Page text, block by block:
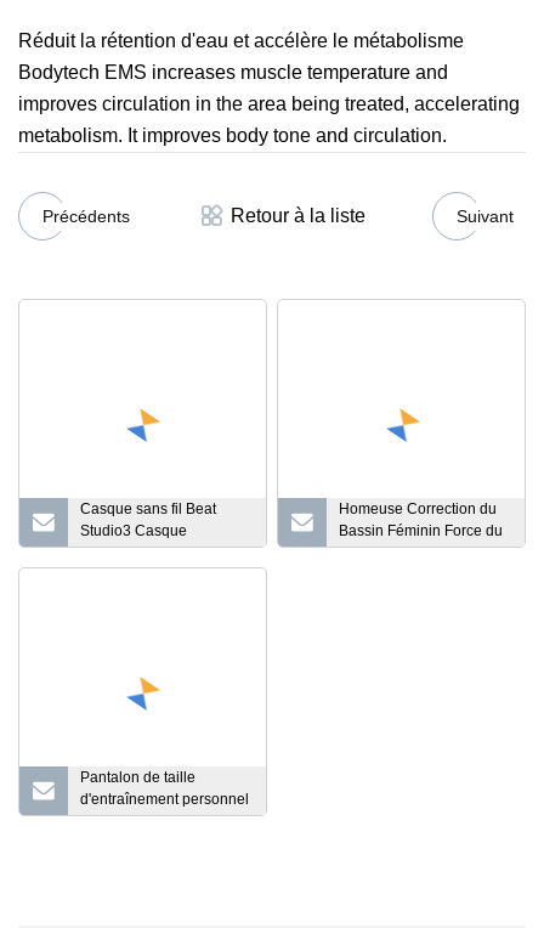
Réduit la rétention d'eau et accélère le métabolisme
Bodytech EMS increases muscle temperature and
improves circulation in the area being treated, accelerating
metabolism. It improves body tone and circulation.
Précédents Retour à la liste Suivant
Casque sans fil Beat
Studio3 Casque
Bluetooth Studio 3
Homeuse Correction du
Bassin Féminin Force du
Plancher Pelvien Muscle
Pantalon de taille
d'entraînement personnel
unisexe EMS Tech